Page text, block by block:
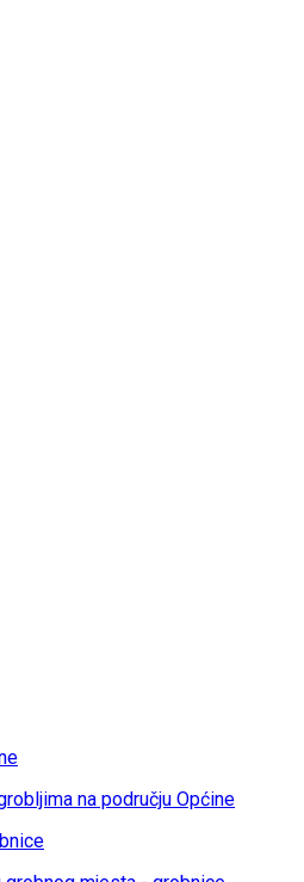
na području Općine